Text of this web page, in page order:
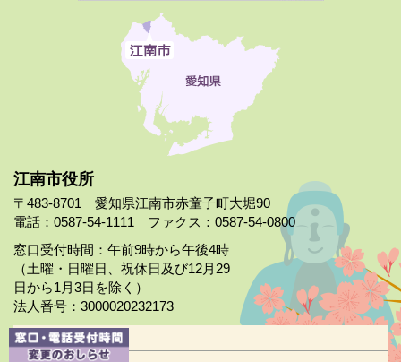
江南市役所
〒483-8701 愛知県江南市赤童子町大堀90
電話：0587-54-1111 ファクス：0587-54-0800
窓口受付時間：午前9時から午後4時
（土曜・日曜日、祝休日及び12月29
日から1月3日を除く）
法人番号：3000020232173
市役所案内